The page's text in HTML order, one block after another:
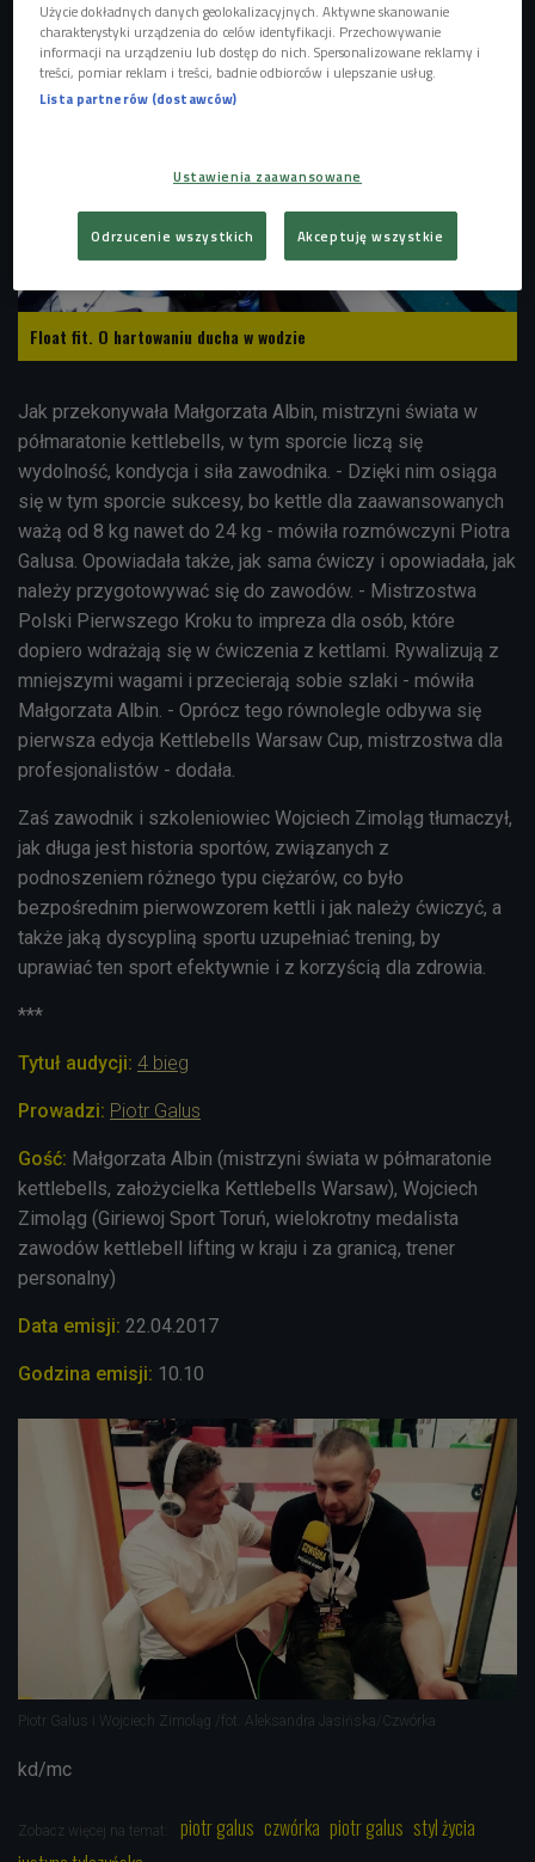
Float fit. O hartowaniu ducha w wodzie
Jak przekonywała Małgorzata Albin, mistrzyni świata w
półmaratonie kettlebells, w tym sporcie liczą się
wydolność, kondycja i siła zawodnika. - Dzięki nim osiąga
się w tym sporcie sukcesy, bo kettle dla zaawansowanych
ważą od 8 kg nawet do 24 kg - mówiła rozmówczyni Piotra
Galusa. Opowiadała także, jak sama ćwiczy i opowiadała, jak
należy przygotowywać się do zawodów. - Mistrzostwa
Polski Pierwszego Kroku to impreza dla osób, które
dopiero wdrażają się w ćwiczenia z kettlami. Rywalizują z
mniejszymi wagami i przecierają sobie szlaki - mówiła
Małgorzata Albin. - Oprócz tego równolegle odbywa się
pierwsza edycja Kettlebells Warsaw Cup, mistrzostwa dla
profesjonalistów - dodała.
Zaś zawodnik i szkoleniowiec Wojciech Zimoląg tłumaczył,
jak długa jest historia sportów, związanych z
podnoszeniem różnego typu ciężarów, co było
bezpośrednim pierwowzorem kettli i jak należy ćwiczyć, a
także jaką dyscypliną sportu uzupełniać trening, by
uprawiać ten sport efektywnie i z korzyścią dla zdrowia.
***
Tytuł audycji: 4 bieg
Prowadzi: Piotr Galus
Gość: Małgorzata Albin (mistrzyni świata w półmaratonie
kettlebells, założycielka Kettlebells Warsaw), Wojciech
Zimoląg (Giriewoj Sport Toruń, wielokrotny medalista
zawodów kettlebell lifting w kraju i za granicą, trener
personalny)
Data emisji: 22.04.2017
Godzina emisji: 10.10
Piotr Galus i Wojciech Zimoląg /fot. Aleksandra Jasińska/Czwórka
kd/mc
Zobacz więcej na temat: piotr galus czwórka piotr galus styl życia
Użycie dokładnych danych geolokalizacyjnych. Aktywne skanowanie
charakterystyki urządzenia do celów identyfikacji. Przechowywanie
informacji na urządzeniu lub dostęp do nich. Spersonalizowane reklamy i
treści, pomiar reklam i treści, badnie odbiorców i ulepszanie usług.
Lista partnerów (dostawców)
Ustawienia zaawansowane
Odrzucenie wszystkich Akceptuję wszystkie